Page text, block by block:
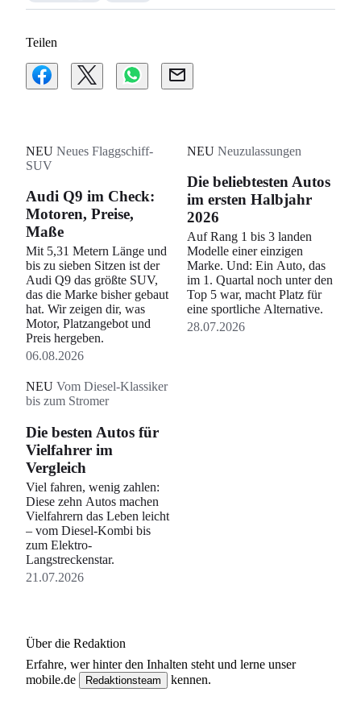
Teilen
NEU Neues Flaggschiff-
SUV
Audi Q9 im Check:
Motoren, Preise,
Maße
Mit 5,31 Metern Länge und
bis zu sieben Sitzen ist der
Audi Q9 das größte SUV,
das die Marke bisher gebaut
hat. Wir zeigen dir, was
Motor, Platzangebot und
Preis hergeben.
06.08.2026
NEU Neuzulassungen
Die beliebtesten Autos
im ersten Halbjahr
2026
Auf Rang 1 bis 3 landen
Modelle einer einzigen
Marke. Und: Ein Auto, das
im 1. Quartal noch unter den
Top 5 war, macht Platz für
eine sportliche Alternative.
28.07.2026
NEU Vom Diesel-Klassiker
bis zum Stromer
Die besten Autos für
Vielfahrer im
Vergleich
Viel fahren, wenig zahlen:
Diese zehn Autos machen
Vielfahrern das Leben leicht
– vom Diesel-Kombi bis
zum Elektro-
Langstreckenstar.
21.07.2026
Über die Redaktion
Erfahre, werhinter den Inhalten steht und lerne unser
mobile.de
Redaktionsteam kennen.